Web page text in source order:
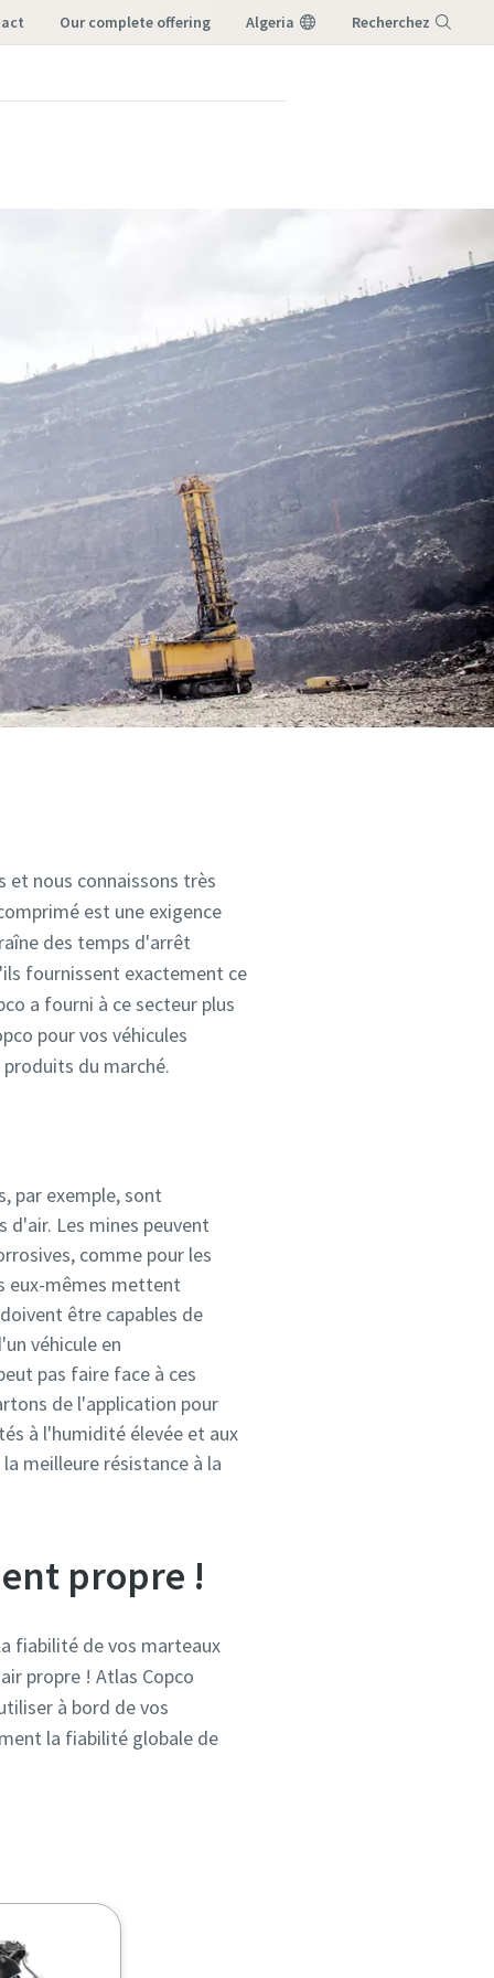
our complete offering Algeria Recherchez
et nous connaissons très
est une exigence
des temps d'arrêt
fournissent exactement ce
a fourni à ce secteur plus
pour vos véhicules
du marché.
par exemple, sont
Les mines peuvent
comme pour les
eux-mêmes mettent
être capables de
véhicule en
pas faire face à ces
de l'application pour
à l'humidité élevée et aux
meilleure résistance à la
propre !
fiabilité de vos marteaux
propre ! Atlas Copco
à bord de vos
la fiabilité globale de